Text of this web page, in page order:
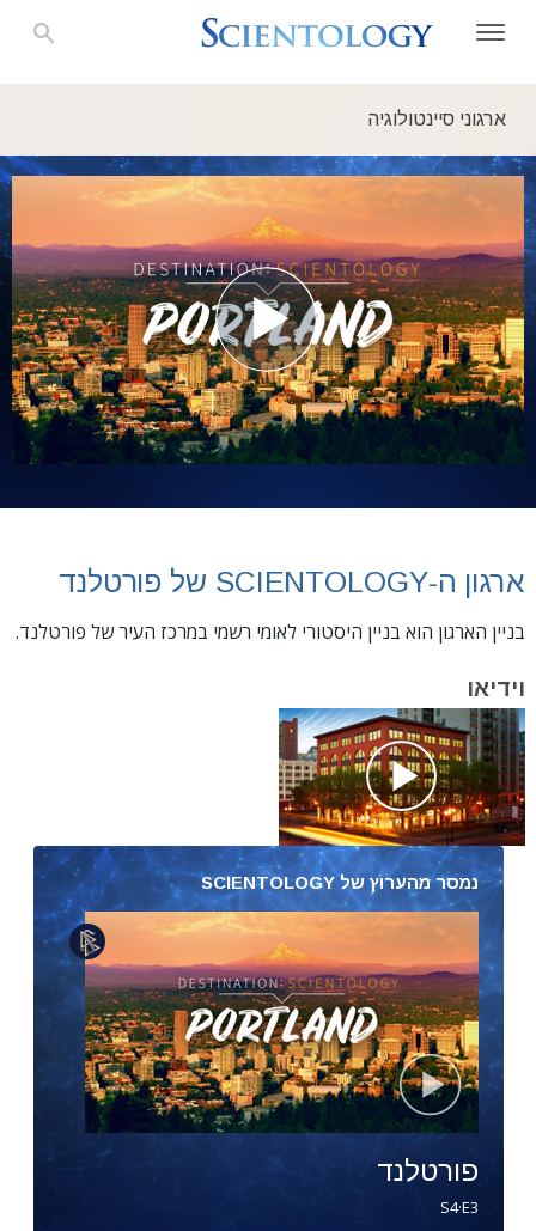
ארגוני סיינטולוגיה
ארגון ה-SCIENTOLOGY של פורטלנד
בניין הארגון הוא בניין היסטורי לאומי רשמי במרכז העיר של פורטלנד.
וידיאו
נמסר מהערוץ של SCIENTOLOGY
פורטלנד
S4·E3